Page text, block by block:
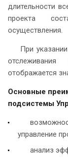
длительности
проекта
осуществления.
При
отображается
Основные
подсистемы
управление
анализ